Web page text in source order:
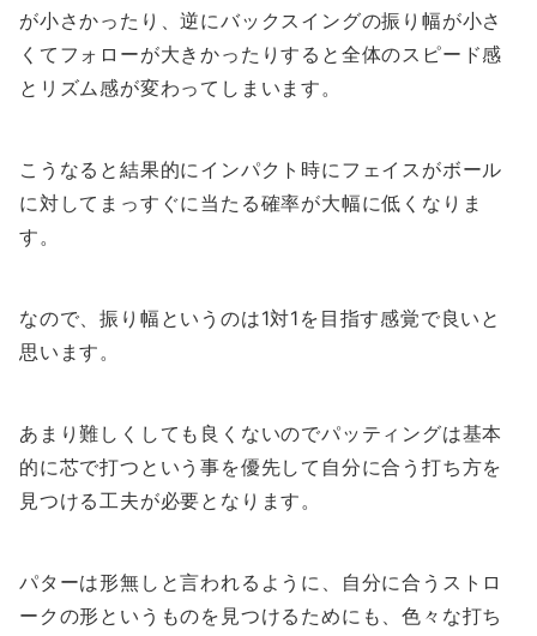
が小さかったり、逆にバックスイングの振り幅が小さ
くてフォローが大きかったりすると全体のスピード感
とリズム感が変わってしまいます。
こうなると結果的にインパクト時にフェイスがボール
に対してまっすぐに当たる確率が大幅に低くなりま
す。
なので、振り幅というのは1対1を目指す感覚で良いと
思います。
あまり難しくしても良くないのでパッティングは基本
的に芯で打つという事を優先して自分に合う打ち方を
見つける工夫が必要となります。
パターは形無しと言われるように、自分に合うストロ
ークの形というものを見つけるためにも、色々な打ち